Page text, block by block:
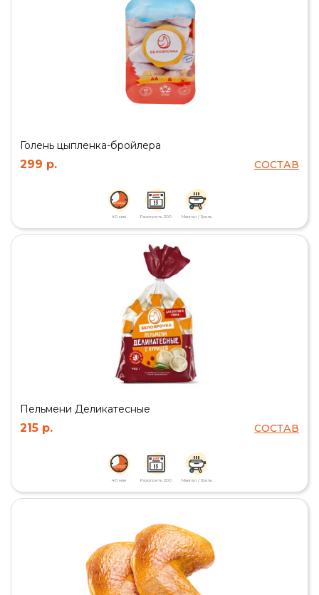
Голень цыпленка-бройлера
299 р. СОСТАВ
40 мин Разогреть 200 Мангал / Гриль
Пельмени Деликатесные
215 р. СОСТАВ
40 мин Разогреть 200 Мангал / Гриль